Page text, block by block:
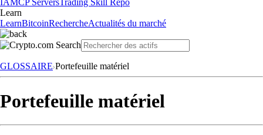
IAMCP ServersTrading Skill Repo
Learn
LearnBitcoinRechercheActualités du marché
GLOSSAIRE Portefeuille matériel
Portefeuille matériel